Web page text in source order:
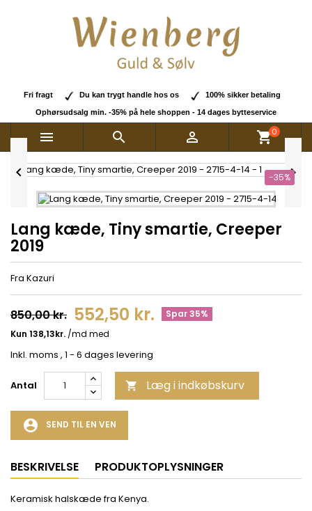
Fri fragt Du kan trygt handle hos os 100% sikker betaling
Ophørsudsalg min. -35% på hele shoppen - 14 dages bytteservice
   shopping_cart0
-35%
 
Lang kæde, Tiny smartie, Creeper
2019
Fra Kazuri
850,00 kr. 552,50 kr. Spar 35%
Inkl. moms , 1 - 6 dages levering
Antal  Læg i indkøbskurv
account_circle SEND TIL EN VEN
BESKRIVELSE PRODUKTOPLYSNINGER
Keramisk halskæde fra Kenya.